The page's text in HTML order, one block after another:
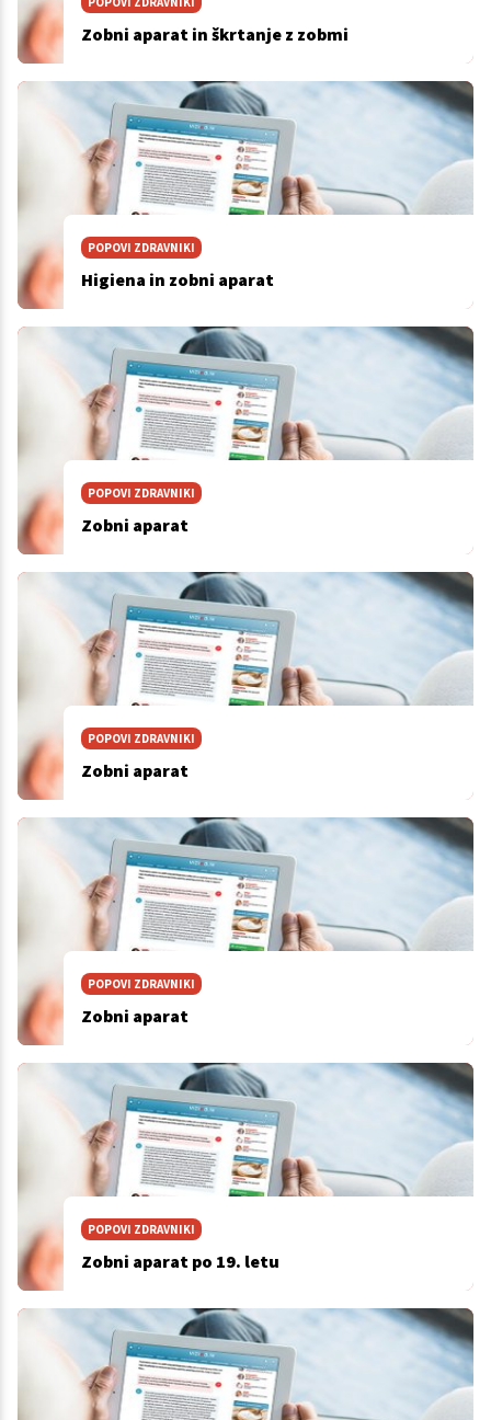
Zobni aparat in škrtanje z zobmi
POPOVI ZDRAVNIKI
Higiena in zobni aparat
POPOVI ZDRAVNIKI
Zobni aparat
POPOVI ZDRAVNIKI
Zobni aparat
POPOVI ZDRAVNIKI
Zobni aparat
POPOVI ZDRAVNIKI
Zobni aparat po 19. letu